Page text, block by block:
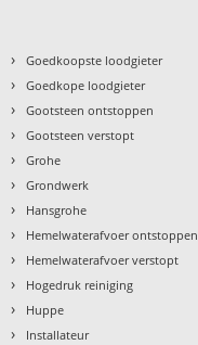
› Goedkoopste loodgieter
› Goedkope loodgieter
› Gootsteen ontstoppen
› Gootsteen verstopt
› Grohe
› Grondwerk
› Hansgrohe
› Hemelwaterafvoer ontstoppen
› Hemelwaterafvoer verstopt
› Hogedruk reiniging
› Huppe
› Installateur